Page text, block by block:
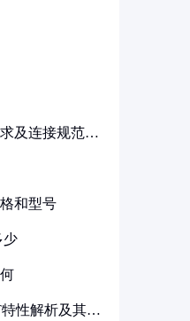
及连接规范详
和型号
少
性解析及其在